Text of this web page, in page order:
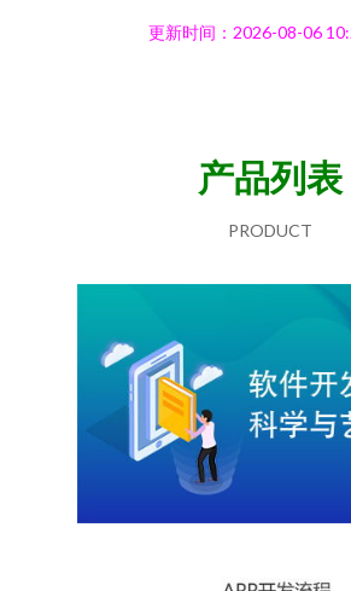
更新时间：2026-08-06
产品列表
PRODUCT